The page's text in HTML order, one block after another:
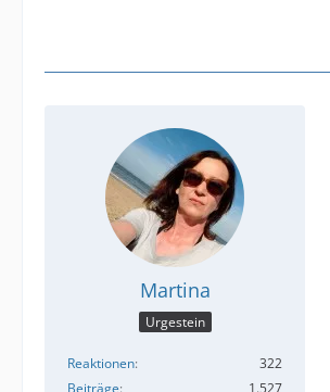
Martina
Urgestein
Reaktionen
322